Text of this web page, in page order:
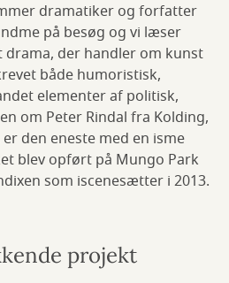
dramatiker og forfatter
på besøg og vi læser
drama, der handler om kunst
både humoristisk,
elementer af politisk,
om Peter Rindal fra Kolding,
den eneste med en isme
blev opført på Mungo Park
som iscenesætter i 2013.
projekt